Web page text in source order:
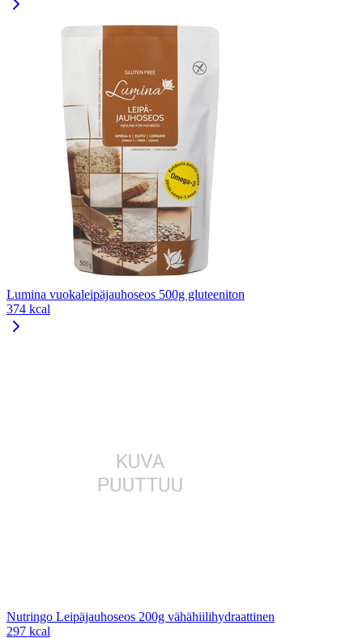
Lumina vuokaleipäjauhoseos 500g gluteeniton
374 kcal
Nutringo Leipäjauhoseos 200g vähähiilihydraattinen
297 kcal